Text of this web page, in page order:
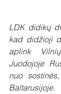
LDK didikų
kad didžioji
aplink
Juodojoje
nuo